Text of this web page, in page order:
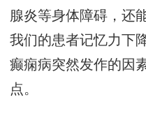
腺炎等身体障碍，还
我们的患者记忆力下
癫痫病突然发作的因
点。